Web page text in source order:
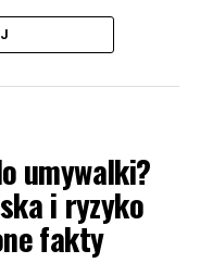
umywalki?
i ryzyko
fakty